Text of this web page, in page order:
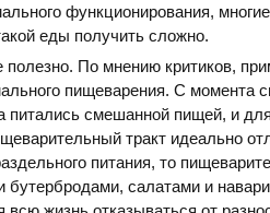
функционирования, многие
еды получить сложно.
полезно. По мнению критиков,
пищеварения. С момента
питались смешанной пищей, и для
тракт идеально
питания, то
бутербродами, салатами и